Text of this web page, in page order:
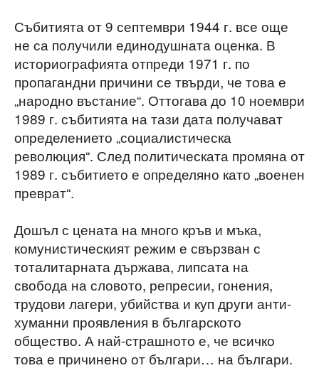
Събитията от 9 септември 1944 г. все още
не са получили единодушната оценка. В
историографията отпреди 1971 г. по
пропагандни причини се твърди, че това е
„народно въстание“. Оттогава до 10 ноември
1989 г. събитията на тази дата получават
определението „социалистическа
революция“. След политическата промяна от
1989 г. събитието е определяно като „военен
преврат“.
Дошъл с цената на много кръв и мъка,
комунистическият режим е свързван с
тоталитарната държава, липсата на
свобода на словото, репресии, гонения,
трудови лагери, убийства и куп други анти-
хуманни проявления в българското
общество. А най-страшното е, че всичко
това е причинено от българи… на българи.